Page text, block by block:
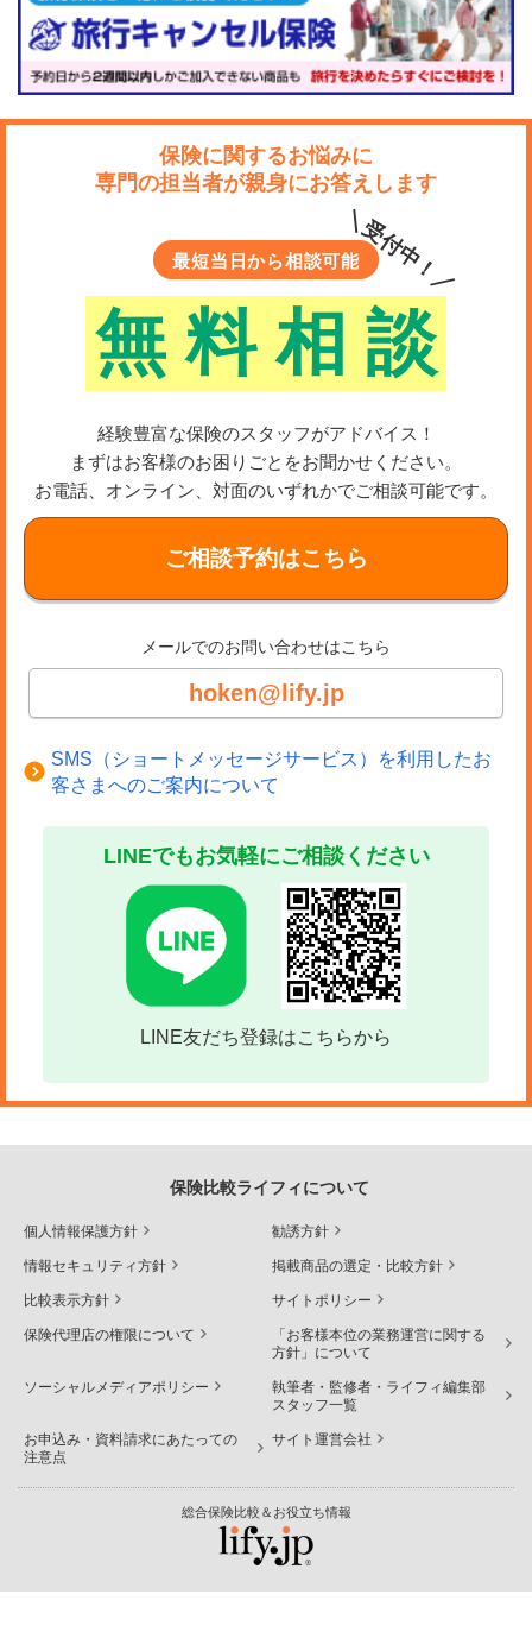
保険に関するお悩みに
専門の担当者が親身にお答えします
最短当日から相談可能
無 料 相 談
＼受付中！／
経験豊富な保険のスタッフがアドバイス！
まずはお客様のお困りごとをお聞かせください。
お電話、オンライン、対面のいずれかでご相談可能です。
ご相談予約はこちら
メールでのお問い合わせはこちら
hoken@lify.jp
SMS（ショートメッセージサービス）を利用したお
客さまへのご案内について
LINEでもお気軽にご相談ください
LINE友だち登録はこちらから
保険比較ライフィについて
個人情報保護方針 勧誘方針
情報セキュリティ方針 掲載商品の選定・比較方針
比較表示方針 サイトポリシー
保険代理店の権限について
「お客様本位の業務運営に関する
方針」について
ソーシャルメディアポリシー
執筆者・監修者・ライフィ編集部
スタッフ一覧
お申込み・資料請求にあたっての
注意点
サイト運営会社
総合保険比較＆お役立ち情報